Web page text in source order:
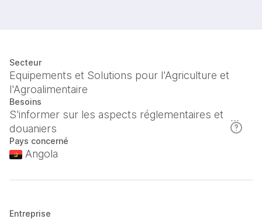
Secteur
Equipements et Solutions pour l'Agriculture et
l'Agroalimentaire
Besoins
S'informer sur les aspects réglementaires et
douaniers
Pays concerné
Angola
Entreprise